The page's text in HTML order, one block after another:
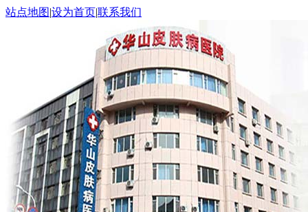
站点地图|设为首页|联系我们